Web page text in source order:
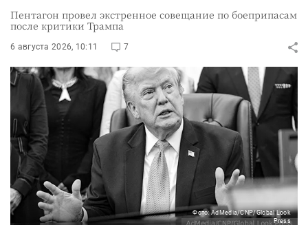
Пентагон провел экстренное совещание по боеприпасам
после критики Трампа
6 августа 2026, 10:11 7
Фото: AdMedia/CNP/Global Look
Press